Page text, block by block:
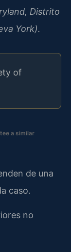
Distrito
York).
of
a similar
de una
caso.
no